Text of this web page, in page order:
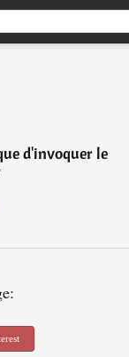
d'invoquer le